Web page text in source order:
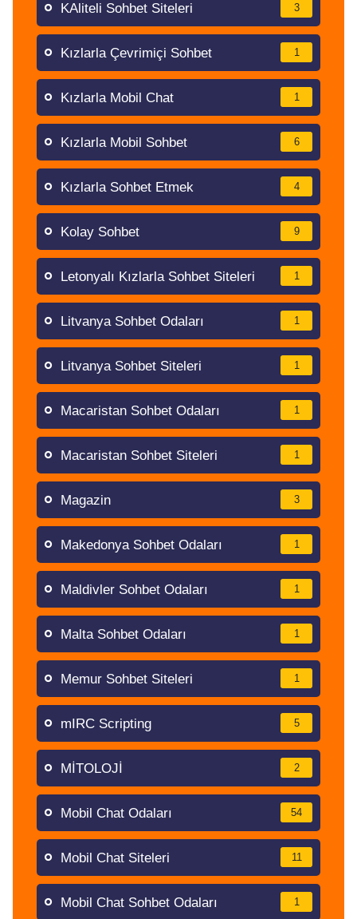
KAliteli Sohbet Siteleri 3
Kızlarla Çevrimiçi Sohbet 1
Kızlarla Mobil Chat 1
Kızlarla Mobil Sohbet 6
Kızlarla Sohbet Etmek 4
Kolay Sohbet 9
Letonyalı Kızlarla Sohbet Siteleri 1
Litvanya Sohbet Odaları 1
Litvanya Sohbet Siteleri 1
Macaristan Sohbet Odaları 1
Macaristan Sohbet Siteleri 1
Magazin 3
Makedonya Sohbet Odaları 1
Maldivler Sohbet Odaları 1
Malta Sohbet Odaları 1
Memur Sohbet Siteleri 1
mIRC Scripting 5
MİTOLOJİ 2
Mobil Chat Odaları 54
Mobil Chat Siteleri 11
Mobil Chat Sohbet Odaları 1